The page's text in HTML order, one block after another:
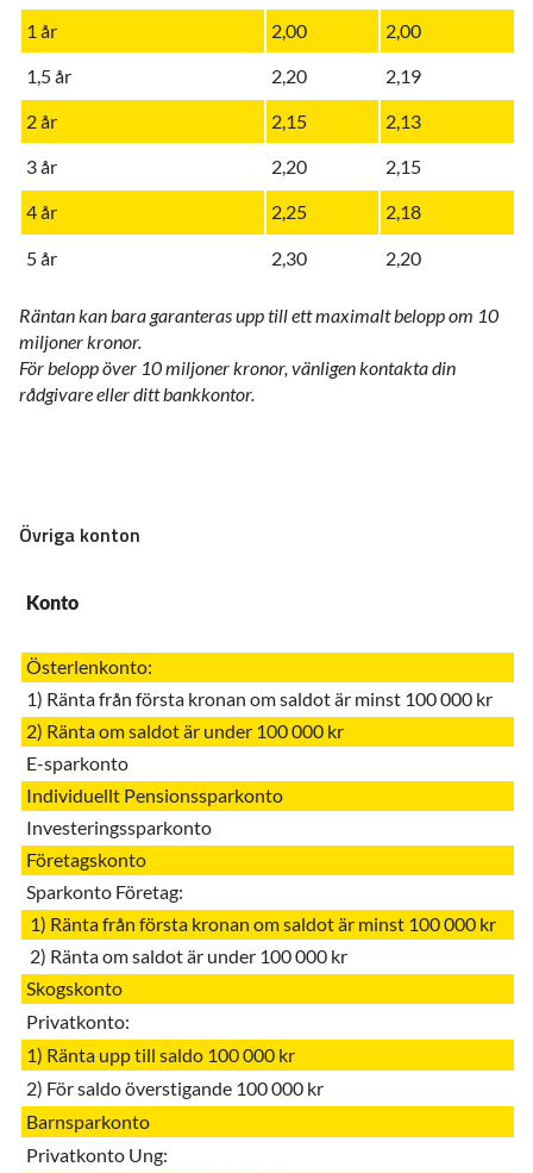
1 år
2,00
2,00
1,5 år
2,20
2,19
2 år
2,15
2,13
3 år
2,20
2,15
4 år
2,25 2,18
5 år 2,30 2,20
Räntan kan bara garanteras upp till ett maximalt belopp om 10
miljoner kronor.
För belopp över 10 miljoner kronor, vänligen kontakta din
rådgivare eller ditt bankkontor.
Övriga konton
Konto
Österlenkonto:
1) Ränta från första kronan om saldot är minst 100 000 kr
2) Ränta om saldot är under 100 000 kr
E-sparkonto
Individuellt Pensionssparkonto
Investeringssparkonto
Företagskonto
Sparkonto Företag:
1) Ränta från första kronan om saldot är minst 100 000 kr
2) Ränta om saldot är under 100 000 kr
Skogskonto
Privatkonto:
1) Ränta upp till saldo 100 000 kr
2) För saldo överstigande 100 000 kr
Barnsparkonto
Privatkonto Ung: